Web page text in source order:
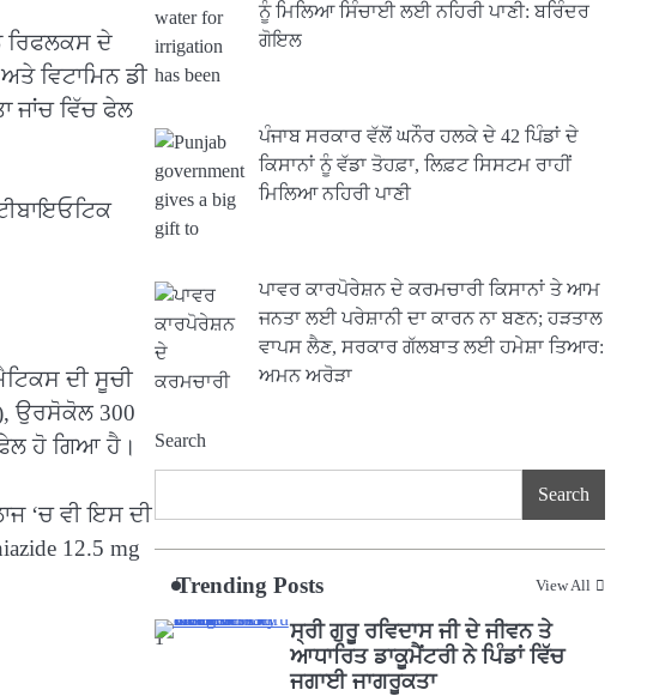
ਰਿਫਲਕਸ ਦੇ
ਵਿਟਾਮਿਨ ਡੀ
ਜਾਂਚ ਵਿੱਚ ਫੇਲ
ਦੀ ਸੂਚੀ
ਉਰਸੋਕੋਲ 300
ਹੋ ਗਿਆ ਹੈ।
‘ਚ ਵੀ ਇਸ ਦੀ
12.5 mg
ਨੂੰ ਮਿਲਿਆ ਸਿੰਚਾਈ ਲਈ ਨਹਿਰੀ ਪਾਣੀ: ਬਰਿੰਦਰ
ਗੋਇਲ
ਪੰਜਾਬ ਸਰਕਾਰ ਵੱਲੋਂ ਘਨੌਰ ਹਲਕੇ ਦੇ 42 ਪਿੰਡਾਂ ਦੇ
ਕਿਸਾਨਾਂ ਨੂੰ ਵੱਡਾ ਤੋਹਫ਼ਾ, ਲਿਫ਼ਟ ਸਿਸਟਮ ਰਾਹੀਂ
ਮਿਲਿਆ ਨਹਿਰੀ ਪਾਣੀ
ਪਾਵਰ ਕਾਰਪੋਰੇਸ਼ਨ ਦੇ ਕਰਮਚਾਰੀ ਕਿਸਾਨਾਂ ਤੇ ਆਮ
ਜਨਤਾ ਲਈ ਪਰੇਸ਼ਾਨੀ ਦਾ ਕਾਰਨ ਨਾ ਬਣਨ; ਹੜਤਾਲ
ਵਾਪਸ ਲੈਣ, ਸਰਕਾਰ ਗੱਲਬਾਤ ਲਈ ਹਮੇਸ਼ਾ ਤਿਆਰ:
ਅਮਨ ਅਰੋੜਾ
Search
Search
Trending Posts View All
1
ਸ੍ਰੀ ਗੁਰੂ ਰਵਿਦਾਸ ਜੀ ਦੇ ਜੀਵਨ ਤੇ
ਆਧਾਰਿਤ ਡਾਕੂਮੈਂਟਰੀ ਨੇ ਪਿੰਡਾਂ ਵਿੱਚ
ਜਗਾਈ ਜਾਗਰੂਕਤਾ